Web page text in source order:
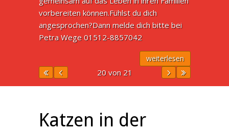
vorbereiten können.Fühlst du dich
angesprochen?Dann melde dich bitte bei
Petra Wege 01512-8857042
weiterlesen
20 von 21
Katzen in der